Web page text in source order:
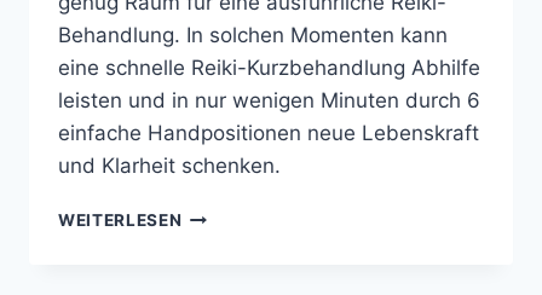
Behandlung. In solchen Momenten kann
eine schnelle Reiki-Kurzbehandlung Abhilfe
leisten und in nur wenigen Minuten durch 6
einfache Handpositionen neue Lebenskraft
und Klarheit schenken.
WEITERLESEN REIKI